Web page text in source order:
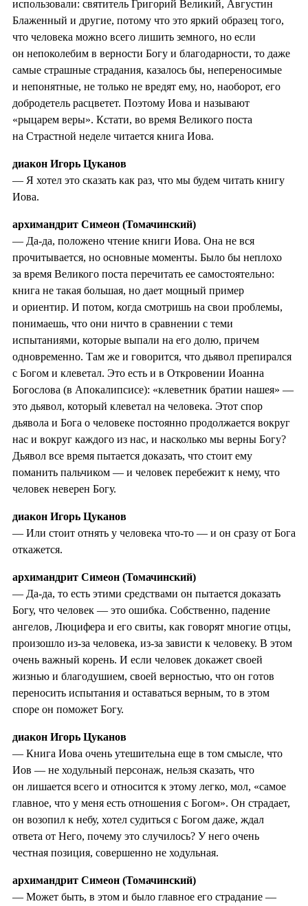
использовали: святитель Григорий Великий, Августин
Блаженный и другие, потому что это яркий образец того,
что человека можно всего лишить земного, но если
он непоколебим в верности Богу и благодарности, то даже
самые страшные страдания, казалось бы, непереносимые
и непонятные, не только не вредят ему, но, наоборот, его
добродетель расцветет. Поэтому Иова и называют
«рыцарем веры». Кстати, во время Великого поста
на Страстной неделе читается книга Иова.
диакон Игорь Цуканов
— Я хотел это сказать как раз, что мы будем читать книгу
Иова.
архимандрит Симеон (Томачинский)
— Да-да, положено чтение книги Иова. Она не вся
прочитывается, но основные моменты. Было бы неплохо
за время Великого поста перечитать ее самостоятельно:
книга не такая большая, но дает мощный пример
и ориентир. И потом, когда смотришь на свои проблемы,
понимаешь, что они ничто в сравнении с теми
испытаниями, которые выпали на его долю, причем
одновременно. Там же и говорится, что дьявол препирался
с Богом и клеветал. Это есть и в Откровении Иоанна
Богослова (в Апокалипсисе): «клеветник братии нашея» —
это дьявол, который клеветал на человека. Этот спор
дьявола и Бога о человеке постоянно продолжается вокруг
нас и вокруг каждого из нас, и насколько мы верны Богу?
Дьявол все время пытается доказать, что стоит ему
поманить пальчиком — и человек перебежит к нему, что
человек неверен Богу.
диакон Игорь Цуканов
— Или стоит отнять у человека что-то — и он сразу от Бога
откажется.
архимандрит Симеон (Томачинский)
— Да-да, то есть этими средствами он пытается доказать
Богу, что человек — это ошибка. Собственно, падение
ангелов, Люцифера и его свиты, как говорят многие отцы,
произошло из-за человека, из-за зависти к человеку. В этом
очень важный корень. И если человек докажет своей
жизнью и благодушием, своей верностью, что он готов
переносить испытания и оставаться верным, то в этом
споре он поможет Богу.
диакон Игорь Цуканов
— Книга Иова очень утешительна еще в том смысле, что
Иов — не ходульный персонаж, нельзя сказать, что
он лишается всего и относится к этому легко, мол, «самое
главное, что у меня есть отношения с Богом». Он страдает,
он возопил к небу, хотел судиться с Богом даже, ждал
ответа от Него, почему это случилось? У него очень
честная позиция, совершенно не ходульная.
архимандрит Симеон (Томачинский)
— Может быть, в этом и было главное его страдание —